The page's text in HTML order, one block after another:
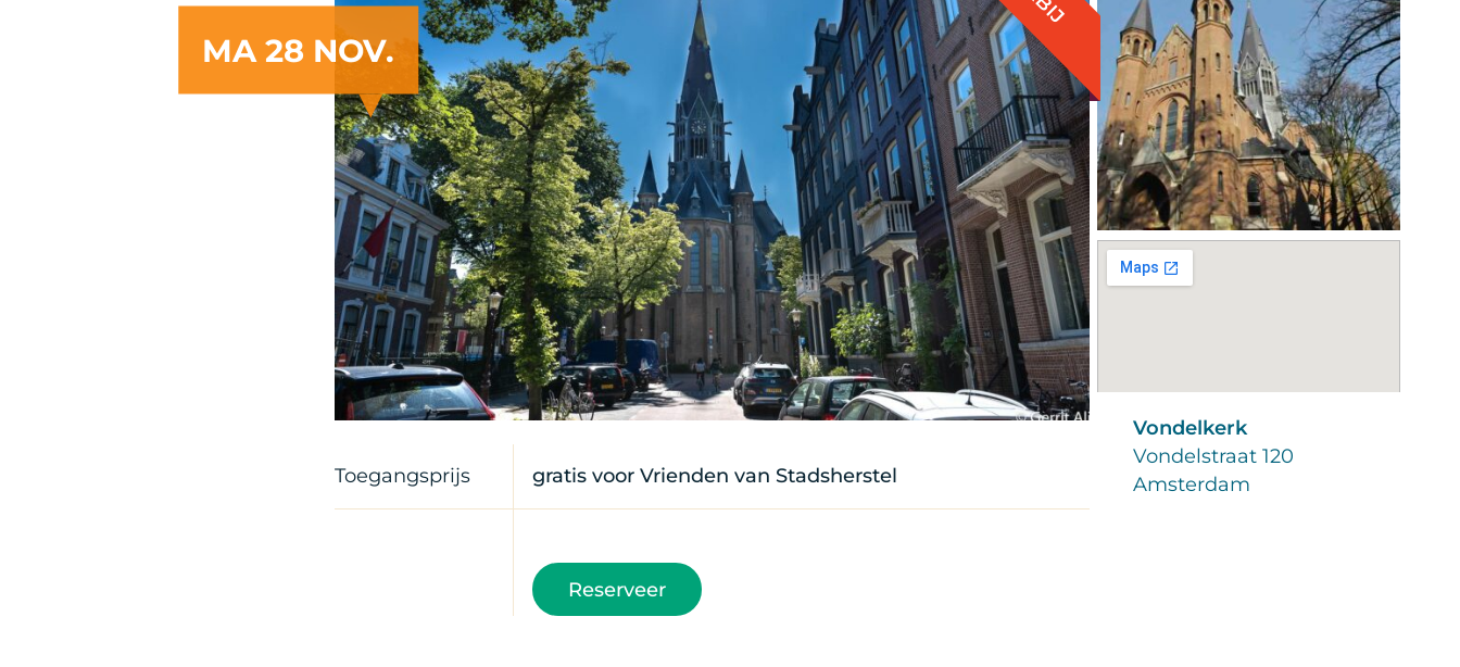
MA 28 NOV.
Copyright @Gerrit Alink
Toegangsprijs gratis voor Vrienden van Stadsherstel
Reserveer
Vondelkerk
Vondelstraat 120
Amsterdam